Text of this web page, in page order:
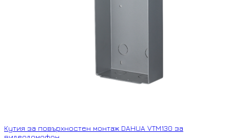
Кутия за повърхностен монтаж DAHUA VTM130 за